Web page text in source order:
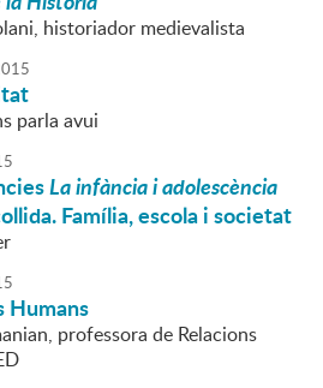
historiador medievalista
parla avui
La infància i adolescència
Família, escola i societat
Humans
professora de Relacions